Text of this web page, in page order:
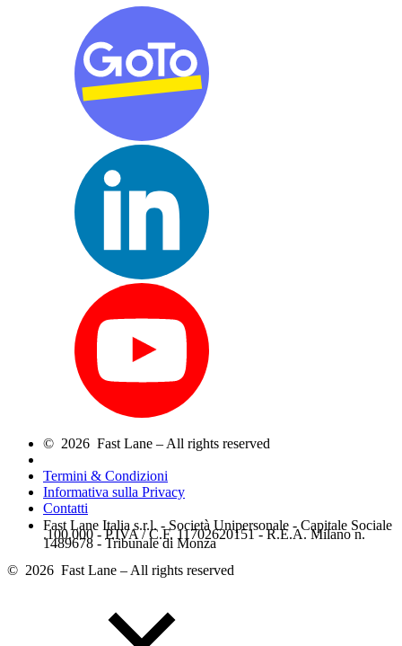
© 2026 Fast Lane – All rights reserved
Termini & Condizioni
Informativa sulla Privacy
Contatti
Fast Lane Italia s.r.l. - Società Unipersonale - Capitale Sociale
.100.000 - P.IVA / C.F. 11702620151 - R.E.A. Milano n.
1489678 - Tribunale di Monza
© 2026 Fast Lane – All rights reserved